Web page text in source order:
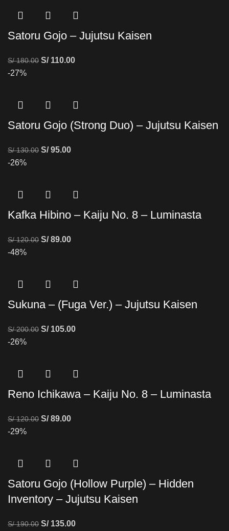
Satoru Gojo – Jujutsu Kaisen
S/180.00 S/110.00
-27%
Satoru Gojo (Strong Duo) – Jujutsu Kaisen
S/130.00 S/95.00
-26%
Kafka Hibino – Kaiju No. 8 – Luminasta
S/120.00 S/89.00
-48%
Sukuna – (Fuga Ver.) – Jujutsu Kaisen
S/200.00 S/105.00
-26%
Reno Ichikawa – Kaiju No. 8 – Luminasta
S/120.00 S/89.00
-29%
Satoru Gojo (Hollow Purple) – Hidden
Inventory – Jujutsu Kaisen
S/190.00 S/135.00